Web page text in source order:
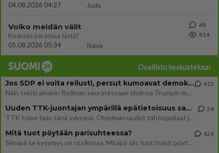
04.08.2026 04:27
Judo
Voiko meidän välit
Koskaan parantua tästä?
05.08.2026 05:34
Ikävä
68
814
Osallistu keskusteluun
Jos SDP ei voita reilusti, persut kumoavat demokratian Suomesta
Näin tekisi ainakin Rydman seuratessaan idolinsa Trumpin mallia https://www.is.fi/politiikka/art-2000012187244.html
413
Uuden TTK-juontajan ympärillä epätietoisuus sakenee - Nyt MTV hämmentää soppaa
TTK tulee taas tänä syksynä. Ohjelman uudet tähtioppilaat julkistetaan torstaina 6. elokuuta klo 14 alkavassa lehdistö
24
Mitä tuot pöytään parisuhteessa?
Siinäpä se kysymys on otsikossa. Mitäpä siis tuot/toisit pöytään parisuhteessa? Oletko mies vai nainen? Koetko sen mitä
424